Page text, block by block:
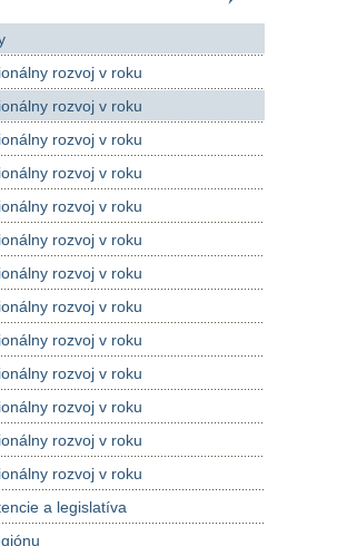
rozvoj v roku
rozvoj v roku
rozvoj v roku
rozvoj v roku
rozvoj v roku
rozvoj v roku
rozvoj v roku
rozvoj v roku
rozvoj v roku
rozvoj v roku
rozvoj v roku
rozvoj v roku
rozvoj v roku
a legislatíva